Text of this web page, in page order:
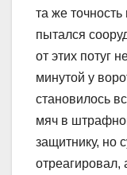
та же
пытался
от этих потуг
минутой у
становилось
мяч в
защитнику, но
отреагировал,